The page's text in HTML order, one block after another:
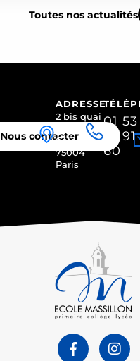
Toutes nos actualités
Nous contacter
ADRESSE
2 bis quai
Célestins
75004
Paris
01 53
01 91
60